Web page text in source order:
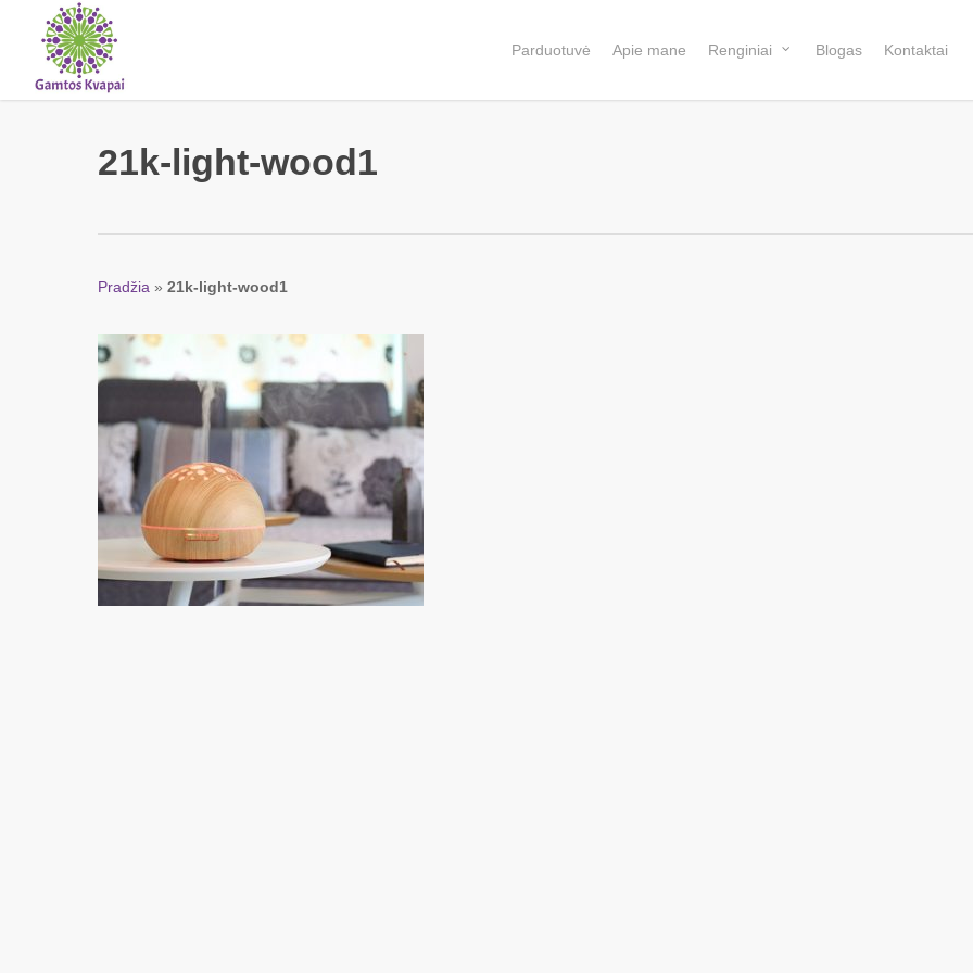
content
Parduotuvė Apie mane Renginiai Blogas Kontaktai
21k-light-wood1
Pradžia » 21k-light-wood1